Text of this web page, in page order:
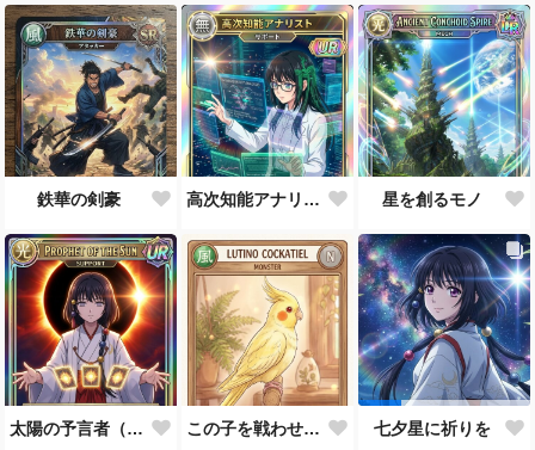
鉄華の剣豪 高次知能アナリスト MEI（Mathematical Electronic Intelligenc） 星を創るモノ
太陽の予言者（プロンプト使い方あってるんだろうか？） この子を戦わせるなんて出来ません！！ 七夕星に祈りを